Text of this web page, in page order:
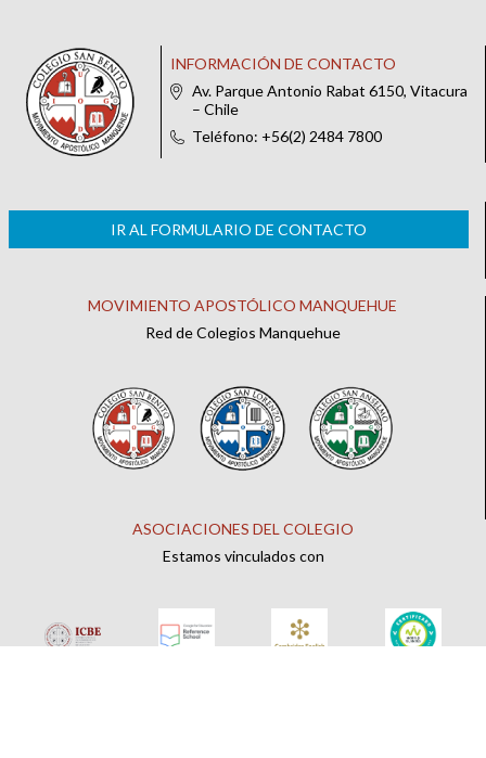
INFORMACIÓN DE CONTACTO
Av. Parque Antonio Rabat 6150, Vitacura
– Chile
Teléfono: +56(2) 2484 7800
IR AL FORMULARIO DE CONTACTO
MOVIMIENTO APOSTÓLICO MANQUEHUE
Red de Colegios Manquehue
ASOCIACIONES DEL COLEGIO
Estamos vinculados con